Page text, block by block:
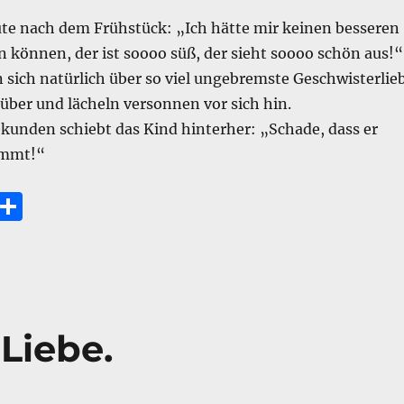
nach dem Frühstück: „Ich hätte mir keinen besseren
können, der ist soooo süß, der sieht soooo schön aus!“
sich natürlich über so viel ungebremste
und lächeln versonnen vor sich hin.
schiebt das Kind hinterher: „Schade, dass er
T